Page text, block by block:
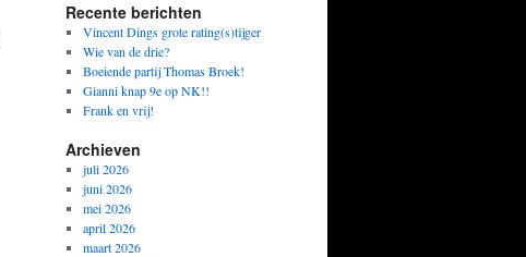
Recente berichten
Vincent Dings grote rating(s)tijger
Wie van de drie?
Boeiende partij Thomas Broek!
Gianni knap 9e op NK!!
Frank en vrij!
Archieven
juli 2026
juni 2026
mei 2026
april 2026
maart 2026